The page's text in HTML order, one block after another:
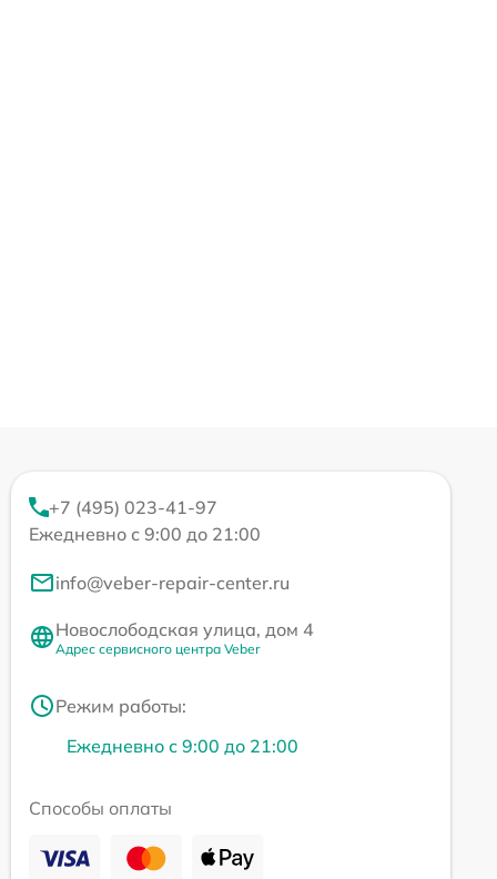
+7 (495) 023-41-97
Ежедневно с 9:00 до 21:00
info@veber-repair-center.ru
Новослободская улица, дом 4
Адрес сервисного центра Veber
Режим работы:
Ежедневно с 9:00 до 21:00
Способы оплаты